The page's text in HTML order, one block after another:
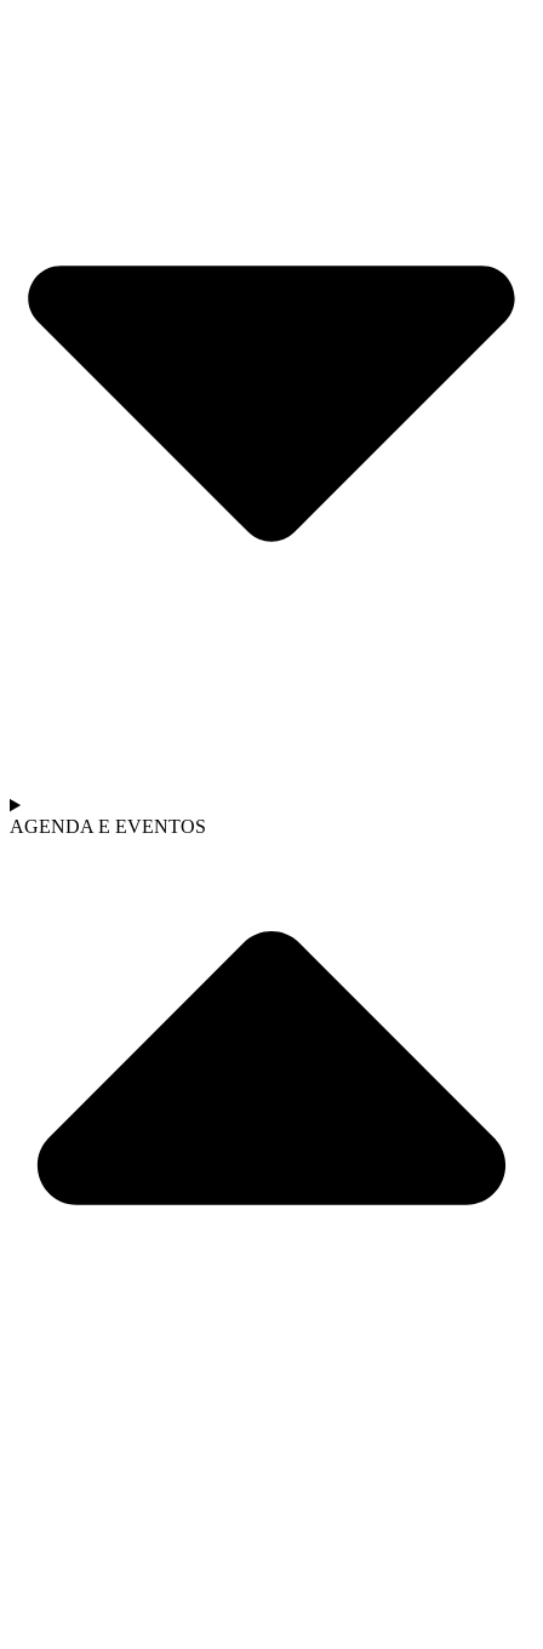
AGENDA E EVENTOS